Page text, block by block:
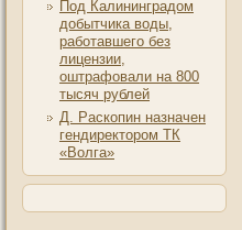
Под Калининградом
добытчика воды,
работавшего без
лицензии,
оштрафовали на 800
тысяч рублей
Д. Раскопин назначен
гендиректором ТК
«Волга»